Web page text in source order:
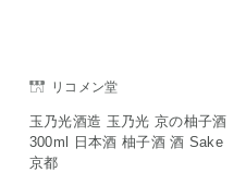
リコメン堂
玉乃光酒造 玉乃光 京の柚子酒
300ml 日本酒 柚子酒 酒 Sake
京都